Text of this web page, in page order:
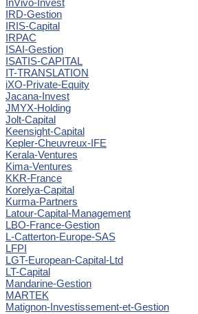
IRD-Gestion
IRIS-Capital
IRPAC
ISAI-Gestion
ISATIS-CAPITAL
IT-TRANSLATION
iXO-Private-Equity
Jacana-Invest
JMYX-Holding
Jolt-Capital
Keensight-Capital
Kepler-Cheuvreux-IFE
Kerala-Ventures
Kima-Ventures
KKR-France
Korelya-Capital
Kurma-Partners
Latour-Capital-Management
LBO-France-Gestion
L-Catterton-Europe-SAS
LFPI
LGT-European-Capital-Ltd
LT-Capital
Mandarine-Gestion
MARTEK
Matignon-Investissement-et-Gestion